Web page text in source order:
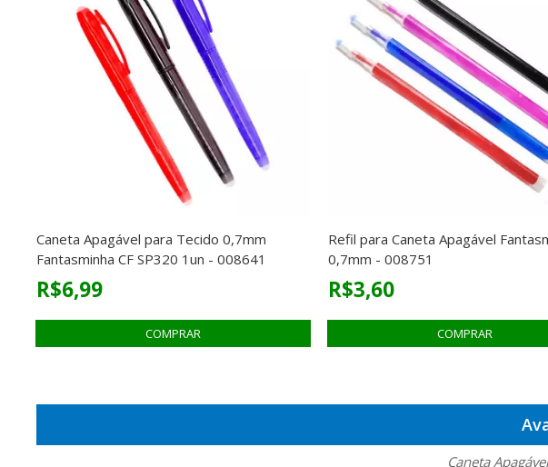
Caneta Apagável para Tecido 0,7mm
Fantasminha CF SP320 1un - 008641
R$6,99
Refil para Caneta Apagável
0,7mm - 008751
R$3,60
Caneta